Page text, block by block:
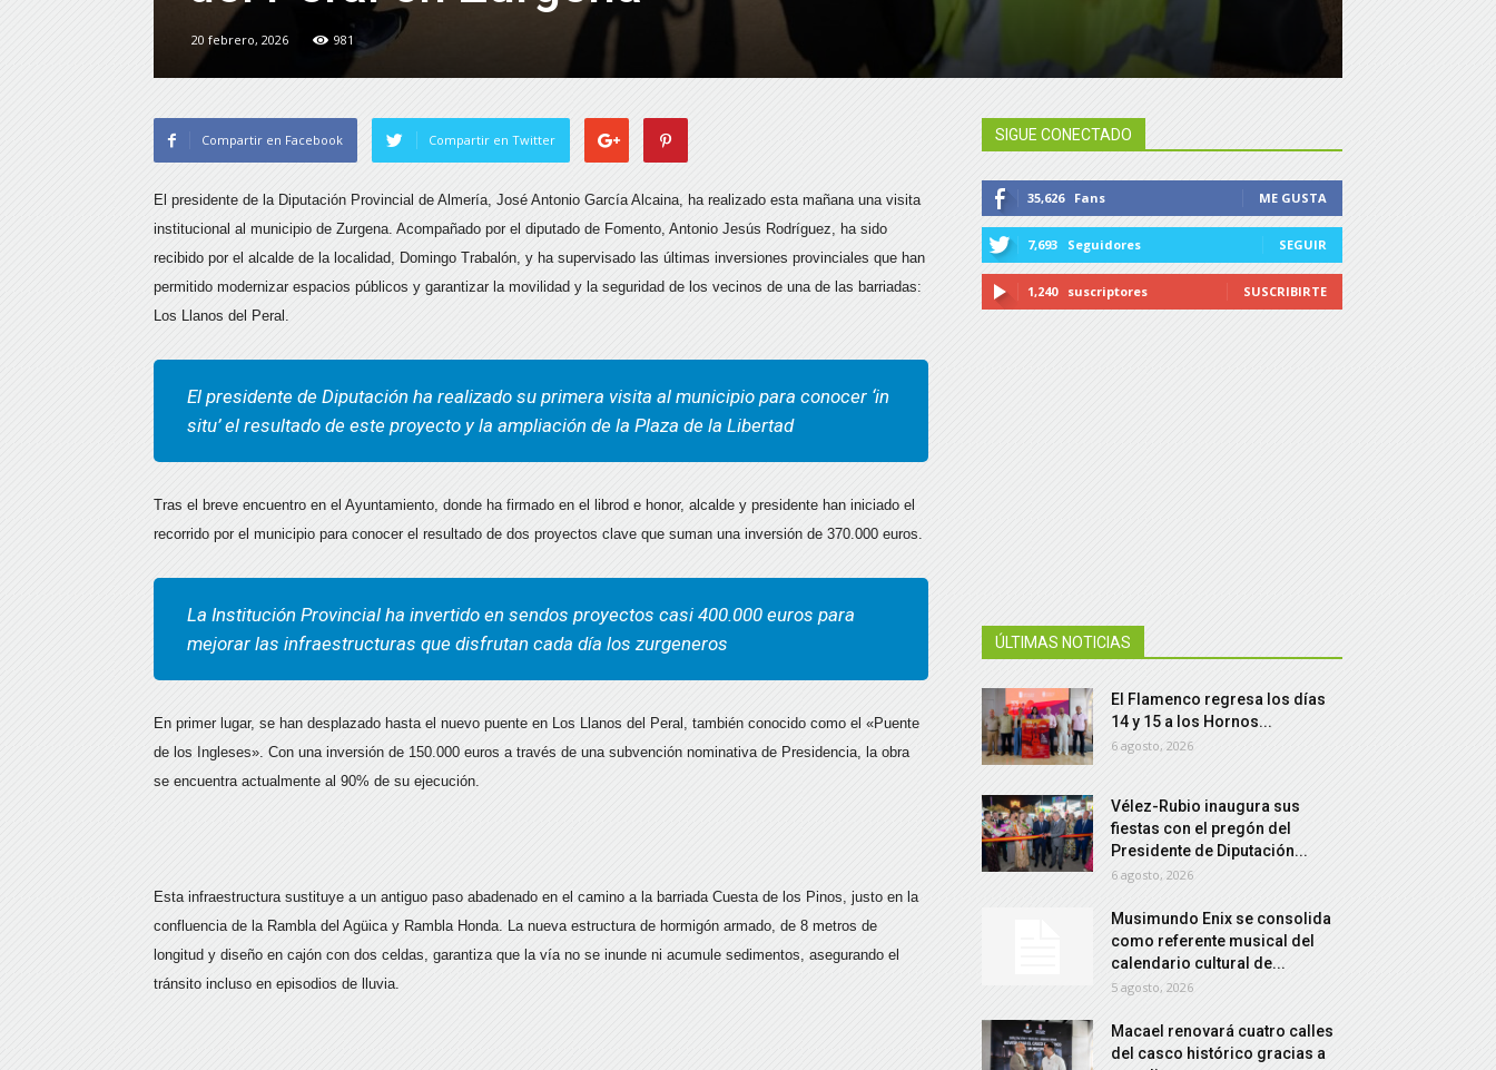
20 febrero, 2026 981
Compartir en Facebook Compartir en Twitter
El presidente de la Diputación Provincial de Almería, José Antonio García Alcaina, ha realizado esta mañana una visita
institucional al municipio de Zurgena. Acompañado por el diputado de Fomento, Antonio Jesús Rodríguez, ha sido
recibido por el alcalde de la localidad, Domingo Trabalón, y ha supervisado las últimas inversiones provinciales que han
permitido modernizar espacios públicos y garantizar la movilidad y la seguridad de los vecinos de una de las barriadas:
Los Llanos del Peral.
El presidente de Diputación ha realizado su primera visita al municipio para conocer ‘in
situ’ el resultado de este proyecto y la ampliación de la Plaza de la Libertad
Tras el breve encuentro en el Ayuntamiento, donde ha firmado en el librod e honor, alcalde y presidente han iniciado el
recorrido por el municipio para conocer el resultado de dos proyectos clave que suman una inversión de 370.000 euros.
La Institución Provincial ha invertido en sendos proyectos casi 400.000 euros para
mejorar las infraestructuras que disfrutan cada día los zurgeneros
En primer lugar, se han desplazado hasta el nuevo puente en Los Llanos del Peral, también conocido como el «Puente
de los Ingleses». Con una inversión de 150.000 euros a través de una subvención nominativa de Presidencia, la obra
se encuentra actualmente al 90% de su ejecución.
Esta infraestructura sustituye a un antiguo paso abadenado en el camino a la barriada Cuesta de los Pinos, justo en la
confluencia de la Rambla del Agüica y Rambla Honda. La nueva estructura de hormigón armado, de 8 metros de
longitud y diseño en cajón con dos celdas, garantiza que la vía no se inunde ni acumule sedimentos, asegurando el
tránsito incluso en episodios de lluvia.
SIGUE CONECTADO
35,626 Fans ME GUSTA
7,693 Seguidores SEGUIR
1,240 suscriptores SUSCRIBIRTE
ÚLTIMAS NOTICIAS
El Flamenco regresa los días
14 y 15 a los Hornos...
6 agosto, 2026
Vélez-Rubio inaugura sus
fiestas con el pregón del
Presidente de Diputación...
6 agosto, 2026
Musimundo Enix se consolida
como referente musical del
calendario cultural de...
5 agosto, 2026
Macael renovará cuatro calles
del casco histórico gracias a